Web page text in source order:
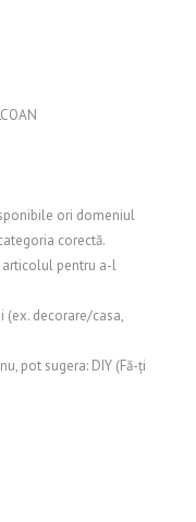
ori domeniul
corectă.
articolul pentru a-l
(ex. decorare/casa,
pot sugera: DIY (Fă-ți